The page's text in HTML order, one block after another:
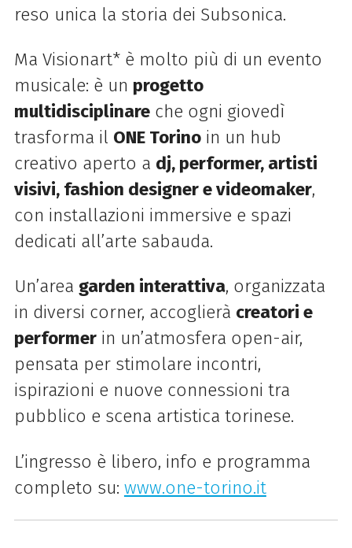
reso unica la storia dei Subsonica.
Ma Visionart* è molto più di un evento
musicale: è un progetto
multidisciplinareche ogni giovedì
trasforma il ONE Torinoin un hub
creativo aperto a dj, performer, artisti
visivi, fashion designer e videomaker,
con installazioni immersive e spazi
dedicati all’arte sabauda.
Un’area garden interattiva, organizzata
in diversi corner, accoglierà creatori e
performerin un’atmosfera open-air,
pensata per stimolare incontri,
ispirazioni e nuove connessioni tra
pubblico e scena artistica torinese.
L’ingresso è libero, info e programma
completo su: www.one-torino.it